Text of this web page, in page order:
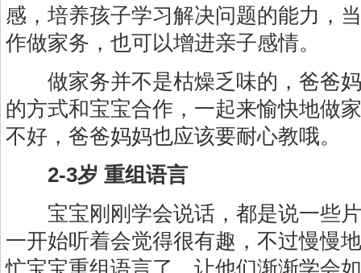
感，培养孩子学习解决问题的能力，
作做家务，也可以增进亲子感情。
做家务并不是枯燥乏味的，爸爸妈
的方式和宝宝合作，一起来愉快地做
不好，爸爸妈妈也应该要耐心教哦。
2-3岁 重组语言
宝宝刚刚学会说话，都是说一些片
一开始听着会觉得很有趣，不过慢慢
忙宝宝重组语言了，让他们渐渐学会